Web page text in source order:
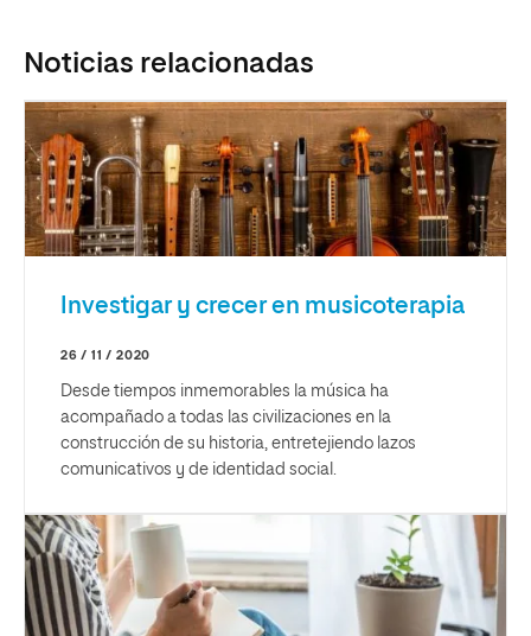
Noticias relacionadas
Investigar y crecer en musicoterapia
26 / 11 / 2020
Desde tiempos inmemorables la música ha
acompañado a todas las civilizaciones en la
construcción de su historia, entretejiendo lazos
comunicativos y de identidad social.